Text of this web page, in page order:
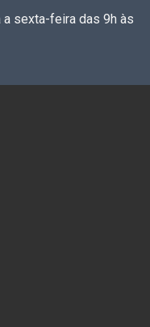
a sexta-feira das 9h às